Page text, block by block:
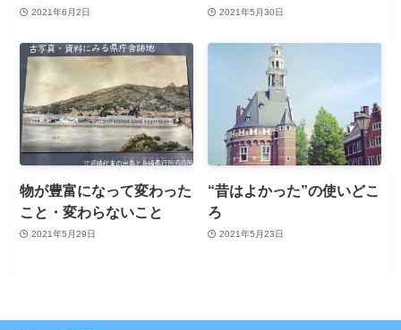
2021年6月2日 2021年5月30日
物が豊富になって変わった
こと・変わらないこと
2021年5月29日
“昔はよかった”の使いどこ
ろ
2021年5月23日